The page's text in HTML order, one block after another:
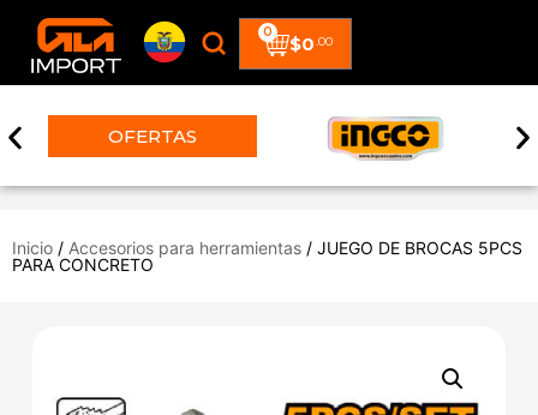
$0 .00
0
OFERTAS
Inicio / Accesorios para herramientas / JUEGO DE BROCAS 5PCS
PARA CONCRETO